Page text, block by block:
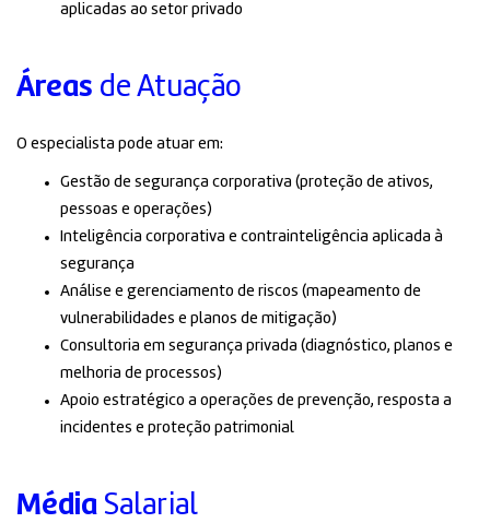
aplicadas ao setor privado
Áreas de Atuação
O especialista pode atuar em:
Gestão de segurança corporativa (proteção de ativos,
pessoas e operações)
Inteligência corporativa e contrainteligência aplicada à
segurança
Análise e gerenciamento de riscos (mapeamento de
vulnerabilidades e planos de mitigação)
Consultoria em segurança privada (diagnóstico, planos e
melhoria de processos)
Apoio estratégico a operações de prevenção, resposta a
incidentes e proteção patrimonial
Média Salarial